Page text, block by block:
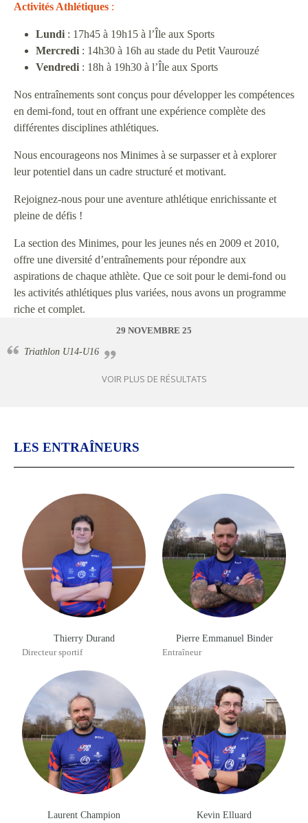
Activités Athlétiques :
Lundi : 17h45 à 19h15 à l’Île aux Sports
Mercredi : 14h30 à 16h au stade du Petit Vaurouzé
Vendredi : 18h à 19h30 à l’Île aux Sports
Nos entraînements sont conçus pour développer les compétences
en demi-fond, tout en offrant une expérience complète des
différentes disciplines athlétiques.
Nous encourageons nos Minimes à se surpasser et à explorer
leur potentiel dans un cadre structuré et motivant.
Rejoignez-nous pour une aventure athlétique enrichissante et
pleine de défis !
La section des Minimes, pour les jeunes nés en 2009 et 2010,
offre une diversité d’entraînements pour répondre aux
aspirations de chaque athlète. Que ce soit pour le demi-fond ou
les activités athlétiques plus variées, nous avons un programme
riche et complet.
29 NOVEMBRE 25
Triathlon U14-U16
VOIR PLUS DE RÉSULTATS
LES ENTRAÎNEURS
Thierry Durand
Directeur sportif
Pierre Emmanuel Binder
Entraîneur
Laurent Champion Kevin Elluard